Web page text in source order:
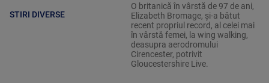
STIRI DIVERSE
O britanică în vârstă de 97 de ani,
Elizabeth Bromage, şi-a bătut
recent propriul record, al celei mai
în vârstă femei, la wing walking,
deasupra aerodromului
Cirencester, potrivit
Gloucestershire Live.